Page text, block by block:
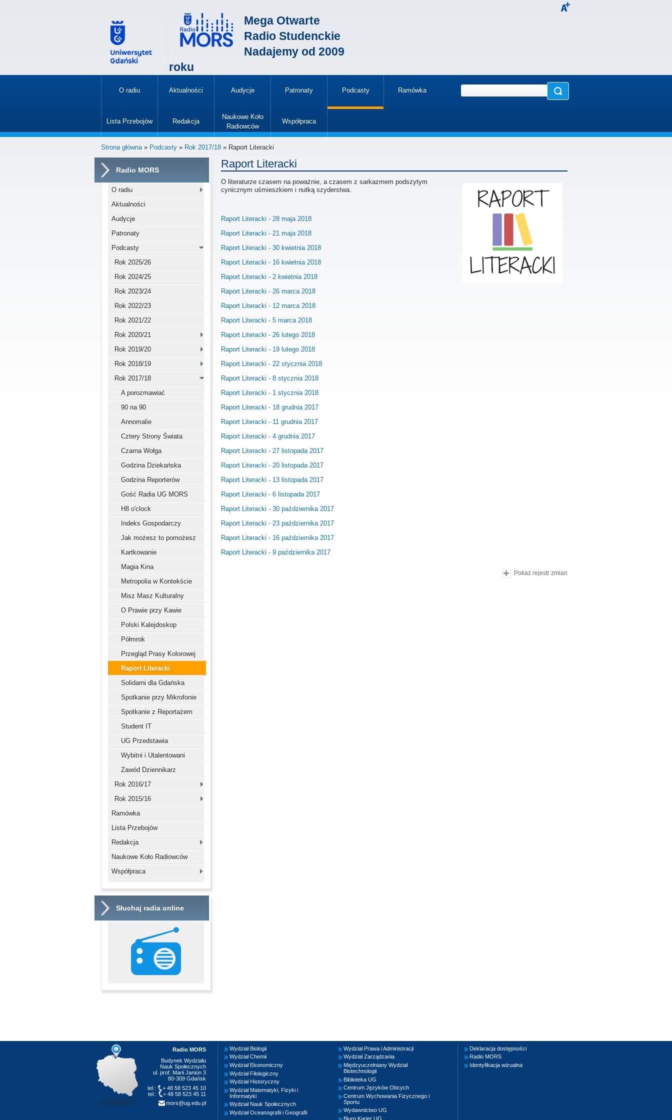
Mega Otwarte
Radio Studenckie
Nadajemy od 2009
roku
O radiu Aktualności Audycje Patronaty Podcasty
»
Ramówka
Lista Przebojów Redakcja
Naukowe Koło
Radiowców
Współpraca
Strona główna» Podcasty » Rok 2017/18 » Raport Literacki
Radio MORS
O radiu
Aktualności
Audycje
Patronaty
Podcasty
Rok 2025/26
Rok 2024/25
Rok 2023/24
Rok 2022/23
Rok 2021/22
Rok 2020/21
Rok 2019/20
Rok 2018/19
Rok 2017/18
A porozmawiać
90 na 90
Annomalie
Cztery Strony Świata
Czarna Wołga
Godzina Dziekańska
Godzina Reporterów
Gość Radia UG MORS
H8 o'clock
Indeks Gospodarczy
Jak możesz to pomożesz
Kartkowanie
Magia Kina
Metropolia w Kontekście
Misz Masz Kulturalny
O Prawie przy Kawie
Polski Kalejdoskop
Półmrok
Przegląd Prasy Kolorowej
Raport Literacki
Solidarni dla Gdańska
Spotkanie przy Mikrofonie
Spotkanie z Reportażem
Student IT
UG Przedstawia
Wybitni i Utalentowani
Zawód Dziennikarz
Rok 2016/17
Rok 2015/16
Ramówka
Lista Przebojów
Redakcja
Naukowe Koło Radiowców
Współpraca
Słuchaj radia online
Raport Literacki
O literaturze czasem na poważnie, a czasem z sarkazmem podszytym
cynicznym uśmieszkiem i nutką szyderstwa.
Raport Literacki - 28 maja 2018
Raport Literacki - 21 maja 2018
Raport Literacki - 30 kwietnia 2018
Raport Literacki - 16 kwietnia 2018
Raport Literacki - 2 kwietnia 2018
Raport Literacki - 26 marca 2018
Raport Literacki - 12 marca 2018
Raport Literacki - 5 marca 2018
Raport Literacki - 26 lutego 2018
Raport Literacki - 19 lutego 2018
Raport Literacki - 22 stycznia 2018
Raport Literacki - 8 stycznia 2018
Raport Literacki - 1 stycznia 2018
Raport Literacki - 18 grudnia 2017
Raport Literacki - 11 grudnia 2017
Raport Literacki - 4 grudnia 2017
Raport Literacki - 27 listopada 2017
Raport Literacki - 20 listopada 2017
Raport Literacki - 13 listopada 2017
Raport Literacki - 6 listopada 2017
Raport Literacki - 30 października 2017
Raport Literacki - 23 października 2017
Raport Literacki - 16 października 2017
Raport Literacki - 9 października 2017
Pokaż rejestr zmian
Radio MORS
Budynek Wydziału
Nauk Społecznych
ul. prof. Marii Janion 3
80-309 Gdańsk
tel.:
+ 48 58 523 45 10
tel.:
+ 48 58 523 45 11
mors@ug.edu.pl
Wydział Biologii
Wydział Chemii
Wydział Ekonomiczny
Wydział Filologiczny
Wydział Historyczny
Wydział Matematyki, Fizyki i
Informatyki
Wydział Nauk Społecznych
Wydział Oceanografii i Geografii
Wydział Prawa i Administracji
Wydział Zarządzania
Międzyuczelniany Wydział
Biotechnologii
Biblioteka UG
Centrum Języków Obcych
Centrum Wychowania Fizycznego i
Sportu
Wydawnictwo UG
Biuro Karier UG
Deklaracja dostępności
Radio MORS
Identyfikacja wizualna